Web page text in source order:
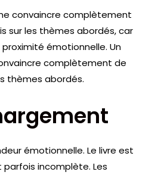
convaincre complètement
sur les thèmes abordés, car
émotionnelle. Un
complètement de
thèmes abordés.
émotionnelle. Le livre est
parfois incomplète. Les